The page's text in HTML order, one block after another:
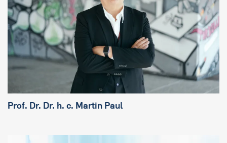
Prof. Dr. Dr. h. c. Martin Paul